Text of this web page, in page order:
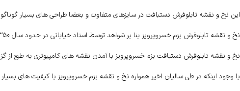
این نخ و نقشه تابلوفرش دستبافت در سایزهای متفاوت و بعضا طراحی های بسیار
نخ و نقشه تابلوفرش بزم خسروپرویز بنا بر شواهد توسط استاد خیابانی در حدود سال 1350 به صورت طرح اولیه ارائه میگردد که بافته و عرضه گردید در طی سالیان اخیر .
نخ و نقشه تابلوفرش دستبافت بزم خسروپرویز با آمدن نقشه های کامپیوتری به طبع از
با وجود اینکه در طی سالیان اخیر همواره نخ و نقشه بزم خسروپرویز با کیفیت های